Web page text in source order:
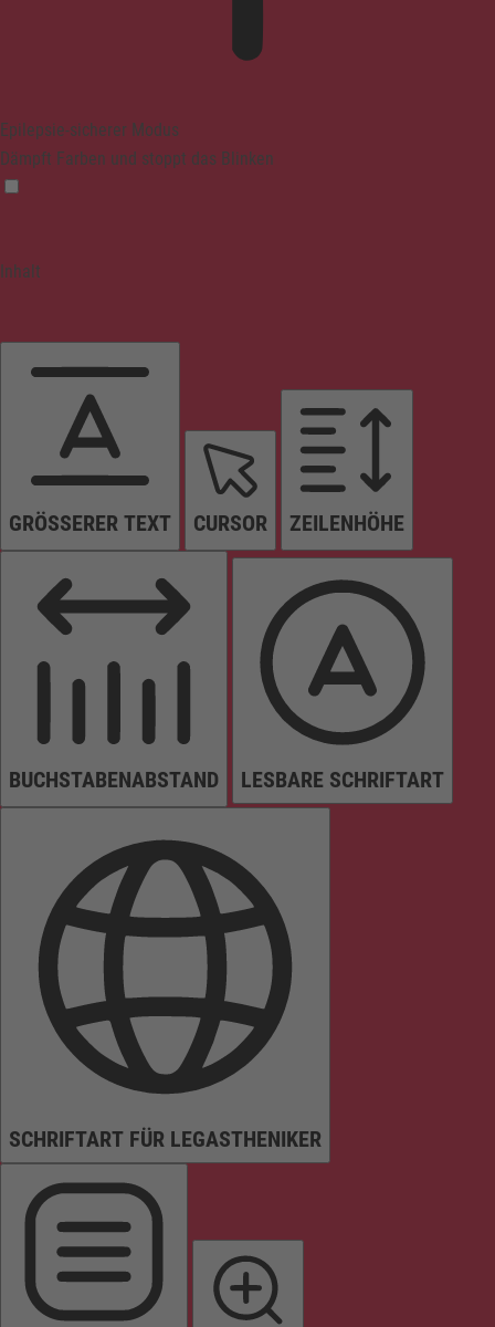
Epilepsie-sicherer Modus
Dämpft Farben und stoppt das Blinken
Inhalt
GRÖSSERER TEXT CURSOR ZEILENHÖHE
BUCHSTABENABSTAND LESBARE SCHRIFTART
SCHRIFTART FÜR LEGASTHENIKER